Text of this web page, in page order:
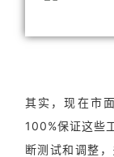
其实，现在市
100%保证这些
断测试和调整